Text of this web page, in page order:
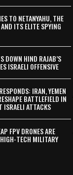
TO NETANYAHU, THE
ITS ELITE SPYING
DOWN HIND RAJAB’S
ISRAELI OFFENSIVE
IRAN, YEMEN
BATTLEFIELD IN
ISRAELI ATTACKS
FPV DRONES ARE
TECH MILITARY